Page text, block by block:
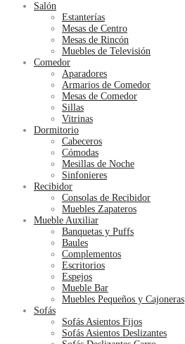
Salón
Estanterías
Mesas de Centro
Mesas de Rincón
Muebles de Televisión
Comedor
Aparadores
Armarios de Comedor
Mesas de Comedor
Sillas
Vitrinas
Dormitorio
Cabeceros
Cómodas
Mesillas de Noche
Sinfonieres
Recibidor
Consolas de Recibidor
Muebles Zapateros
Mueble Auxiliar
Banquetas y Puffs
Baules
Complementos
Escritorios
Espejos
Mueble Bar
Muebles Pequeños y Cajoneras
Sofás
Sofás Asientos Fijos
Sofás Asientos Deslizantes